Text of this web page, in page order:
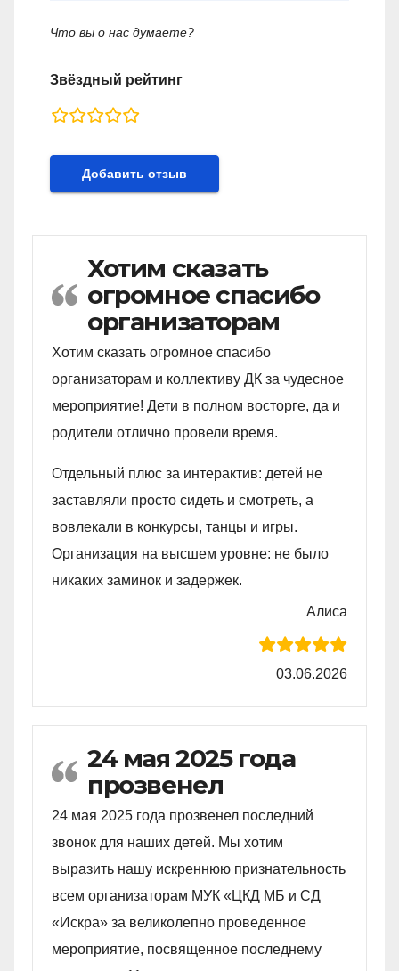
Что вы о нас думаете?
Звёздный рейтинг
rating
fields
Хотим сказать
огромное спасибо
организаторам
Хотим сказать огромное спасибо
организаторам и коллективу ДК за чудесное
мероприятие! Дети в полном восторге, да и
родители отлично провели время.
Отдельный плюс за интерактив: детей не
заставляли просто сидеть и смотреть, а
вовлекали в конкурсы, танцы и игры.
Организация на высшем уровне: не было
никаких заминок и задержек.
Алиса
03.06.2026
24 мая 2025 года
прозвенел
24 мая 2025 года прозвенел последний
звонок для наших детей. Мы хотим
выразить нашу искреннюю признательность
всем организаторам МУК «ЦКД МБ и СД
«Искра» за великолепно проведенное
мероприятие, посвященное последнему